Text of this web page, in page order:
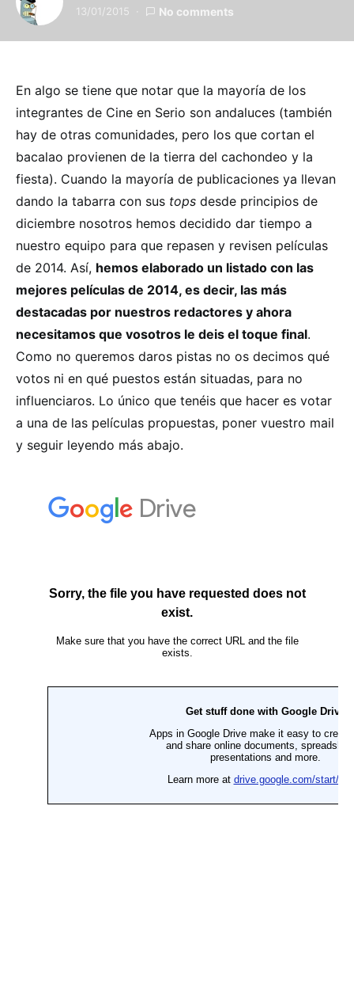
13/01/2015 No comments
En algo se tiene que notar que la mayoría de los
integrantes de Cine en Serio son andaluces (también
hay de otras comunidades, pero los que cortan el
bacalao provienen de la tierra del cachondeo y la
fiesta). Cuando la mayoría de publicaciones ya llevan
dando la tabarra con sus tops desde principios de
diciembre nosotros hemos decidido dar tiempo a
nuestro equipo para que repasen y revisen películas
de 2014. Así, hemos elaborado un listado con las
mejores películas de 2014, es decir, las más
destacadas por nuestros redactores y ahora
necesitamos que vosotros le deis el toque final.
Como no queremos daros pistas no os decimos qué
votos ni en qué puestos están situadas, para no
influenciaros. Lo único que tenéis que hacer es votar
a una de las películas propuestas, poner vuestro mail
y seguir leyendo más abajo.